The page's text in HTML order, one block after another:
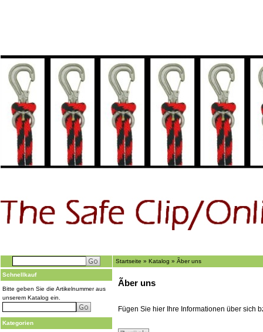
Startseite » Katalog » Ãber uns
Schnellkauf
Bitte geben Sie die Artikelnummer aus
unserem Katalog ein.
Kategorien
Ãber uns
Fügen Sie hier Ihre Informationen über sich